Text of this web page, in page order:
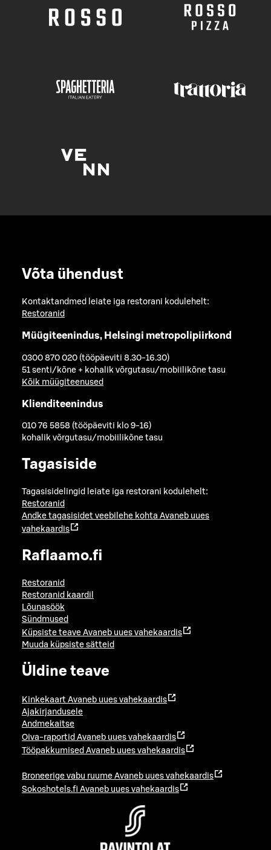
Võta ühendust
Kontaktandmed leiate iga restorani kodulehelt:
Restoranid
Müügiteenindus, Helsingi metropolipiirkond
0300 870 020 (tööpäeviti 8.30-16.30)
51 senti/kõne + kohalik võrgutasu/mobiilikõne tasu
Kõik müügiteenused
Klienditeenindus
010 76 5858 (tööpäeviti klo 9-16)
kohalik võrgutasu/mobiilikõne tasu
Tagasiside
Tagasisidelingid leiate iga restorani kodulehelt:
Restoranid
Andke tagasisidet veebilehe kohta Avaneb uues
vahekaardis
Raflaamo.fi
Restoranid
Restoranid kaardil
Lõunasöök
Sündmused
Küpsiste teave Avaneb uues vahekaardis
Muuda küpsiste sätteid
Üldine teave
Kinkekaart Avaneb uues vahekaardis
Ajakirjandusele
Andmekaitse
Oiva-raportid Avaneb uues vahekaardis
Tööpakkumised Avaneb uues vahekaardis
Broneerige vabu ruume Avaneb uues vahekaardis
Sokoshotels.fi Avaneb uues vahekaardis